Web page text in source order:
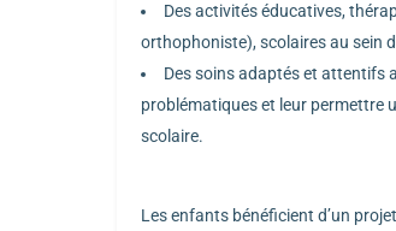
Des activités éducatives,
orthophoniste), scolaires au sein
Des soins adaptés et attentifs
problématiques et leur permettre
scolaire.
Les enfants bénéficient d’un